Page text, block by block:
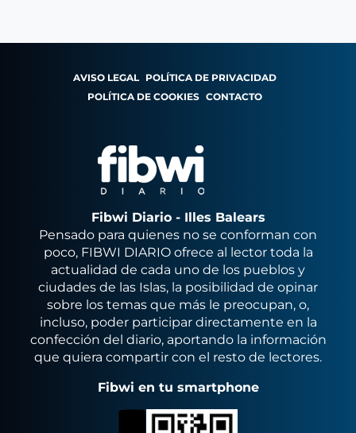
AVISO LEGAL POLÍTICA DE PRIVACIDAD
POLÍTICA DE COOKIES CONTACTO
Fibwi Diario - Illes Balears
Pensado para quienes no se conforman con
poco, FIBWI DIARIO ofrece al lector toda la
actualidad de cada uno de los pueblos y
ciudades de las Islas, la posibilidad de opinar
sobre los temas que más le preocupan, o,
incluso, poder participar directamente en la
confección del diario, aportando la información
que quiera compartir con el resto de lectores.
Fibwi en tu smartphone